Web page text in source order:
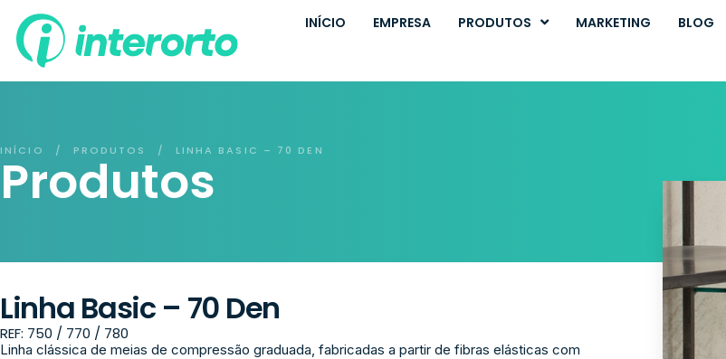
INÍCIO EMPRESA PRODUTOS MARKETING BLOG
INÍCIO / PRODUTOS / LINHA BASIC – 70 DEN
Produtos
Linha Basic – 70 Den
REF: 750 / 770 / 780
Linha clássica de meias de compressão graduada, fabricadas a partir de fibras elásticas com